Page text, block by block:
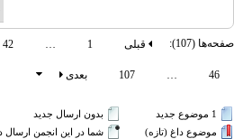
صفحه‌ها (107): قبلی 1
…
42
46
…
107 بعدی
موضوع داغ (تازه‌)
بدون ارسال جدید‌
شما در این انجمن ارسال